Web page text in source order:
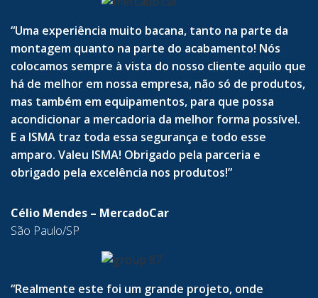
“Uma experiência muito bacana, tanto na parte da
montagem quanto na parte do acabamento! Nós
colocamos sempre à vista do nosso cliente aquilo que
há de melhor em nossa empresa, não só de produtos,
mas também em equipamentos, para que possa
acondicionar a mercadoria da melhor forma possível.
E a ISMA traz toda essa segurança e todo esse
amparo. Valeu ISMA! Obrigado pela parceria e
obrigado pela excelência nos produtos!”
Célio Mendes – MercadoCar
São Paulo/SP
“Realmente este foi um grande projeto, onde